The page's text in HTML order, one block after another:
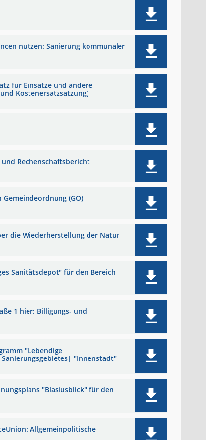
nutzen: Sanierung kommunaler
für Einsätze und andere
Kostenersatzsatzung)
und Rechenschaftsbericht
Gemeindeordnung (GO)
die Wiederherstellung der Natur
Sanitätsdepot" für den Bereich
1 hier: Billigungs- und
"Lebendige
"Innenstadt"
"Blasiusblick" für den
Allgemeinpolitische